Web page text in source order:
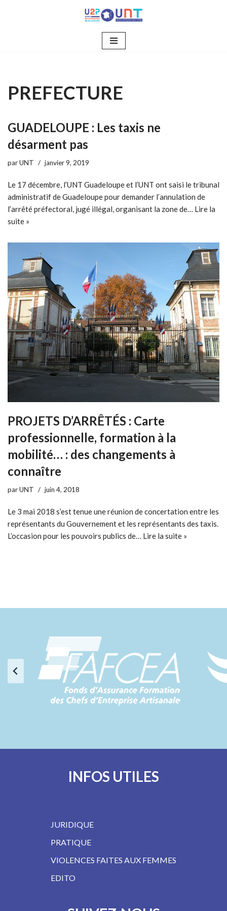
PREFECTURE
GUADELOUPE : Les taxis ne
désarment pas
parUNT janvier 9, 2019
Le 17 décembre, l’UNT Guadeloupe et l’UNT ont saisi le tribunal
administratif de Guadeloupe pour demander l’annulation de
l’arrêté préfectoral, jugé illégal, organisant la zone de… Lire la
suite »
PROJETS D’ARRÊTÉS : Carte
professionnelle, formation à la
mobilité… : des changements à
connaître
parUNT juin 4, 2018
Le 3 mai 2018 s’est tenue une réunion de concertation entre les
représentants du Gouvernement et les représentants des taxis.
L’occasion pour les pouvoirs publics de… Lire la suite »
INFOS UTILES
JURIDIQUE
PRATIQUE
VIOLENCES FAITES AUX FEMMES
EDITO